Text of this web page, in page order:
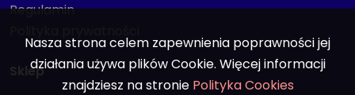
Regulamin
Sklep
Nasza strona celem zapewnienia poprawności jej
działania używa plików Cookie. Więcej informacji
znajdziesz na stronie Polityka Cookies